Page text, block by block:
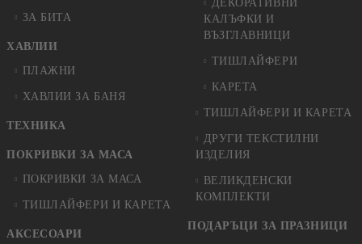
ЗА БИТА
ХАВЛИИ
ПЛАЖНИ
ХАВЛИИ ЗА БАНЯ
ТЕХНИКА
ПОКРИВКИ ЗА МАСА
ПОКРИВКИ ЗА МАСА
ТИШЛАЙФЕРИ И КАРЕТА
АКСЕСОАРИ
ДЕКОРАТИВНИ
КАЛЪФКИ И
ВЪЗГЛАВНИЦИ
ТИШЛАЙФЕРИ
КАРЕТА
ТИШЛАЙФЕРИ И КАРЕТА
ДРУГИ ТЕКСТИЛНИ
ИЗДЕЛИЯ
ВЕЛИКДЕНСКИ
КОМПЛЕКТИ
ПОДАРЪЦИ ЗА ПРАЗНИЦИ